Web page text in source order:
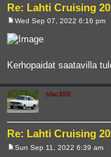
Re: Lahti Cruising
o
s
Wed Sep 07, 2022 6:16 pm
Kerhopaidat saatavilla
sbc350
Re: Lahti Cruising
Sun Sep 11, 2022 6:39 am